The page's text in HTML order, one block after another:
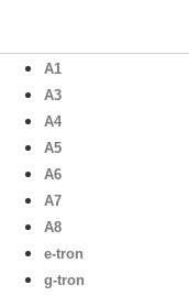
A1
A3
A4
A5
A6
A7
A8
e-tron
g-tron